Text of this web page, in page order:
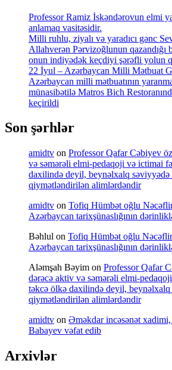
Professor Ramiz İskəndərovun elmi
anlamaq vasitəsidir.
Milli ruhlu, ziyalı və yaradıcı gənc
Allahverən Pərvizoğlunun
onun indiyədək keçdiyi şərəfli yolun
22 İyul – Azərbaycan Milli Mətbuat
Azərbaycan milli mətbuatının
münasibətilə Matros Bich
keçirildi
Son şərhlər
amidtv on Professor Qafar Cəbiyev
və səmərəli elmi-pedaqoji və ictimai
daxilində deyil, beynəlxalq səviyyədə
qiymətləndirilən alimlərdəndir
amidtv on Tofiq Hümbət oğlu
Azərbaycan tarixşünaslığının
Bəhlul on Tofiq Hümbət oğlu
Azərbaycan tarixşünaslığının
Aləmşah Bəyim on Professor Qafar
dərəcə aktiv və səmərəli elmi-
təkcə ölkə daxilində deyil, beynəlxalq
qiymətləndirilən alimlərdəndir
amidtv on Əməkdar incəsənət
Babayev vəfat edib
Arxivlər